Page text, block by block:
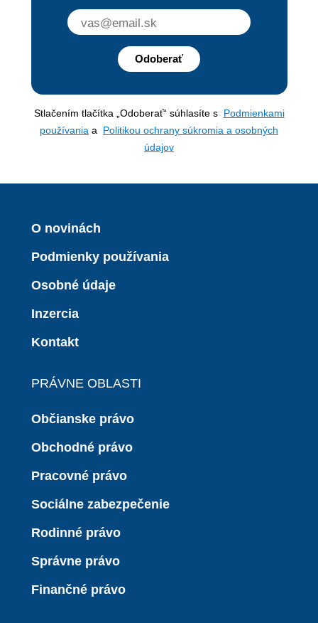
Odoberať
Stlačením tlačítka „Odoberať“ súhlasíte s Podmienkami
používania a Politikou ochrany súkromia a osobných
údajov
O novinách
Podmienky používania
Osobné údaje
Inzercia
Kontakt
PRÁVNE OBLASTI
Občianske právo
Obchodné právo
Pracovné právo
Sociálne zabezpečenie
Rodinné právo
Správne právo
Finančné právo